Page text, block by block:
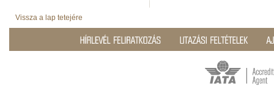
Vissza a lap tetejére